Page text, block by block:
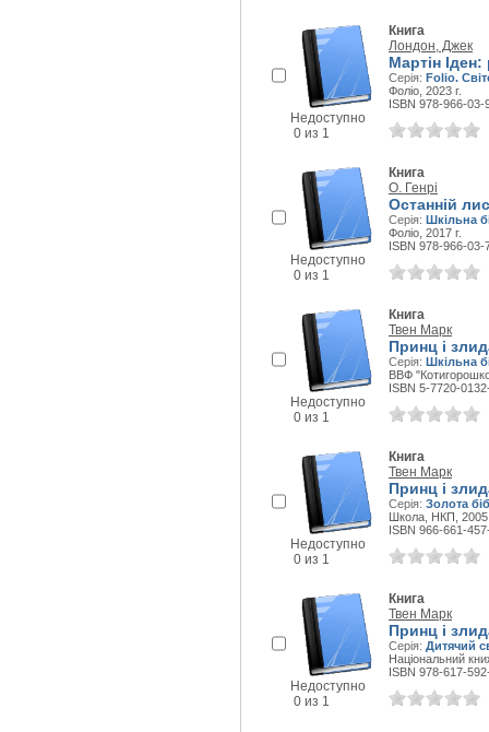
Недоступно
0 из 1
Книга
Лондон, Джек
Мартін
Серія: Folio.
Фоліо, 2023 г.
ISBN 978-966-03-
Недоступно
0 из 1
Книга
О. Генрі
Останній
Серія: Шкільна
Фоліо, 2017 г.
ISBN 978-966-03-
Недоступно
0 из 1
Книга
Твен Марк
Принц і
Серія: Шкільна
ВВФ
ISBN 5-7720-
Недоступно
0 из 1
Книга
Твен Марк
Принц і
Серія: Золота
Школа, НКП, 2005
ISBN 966-661-
Недоступно
0 из 1
Книга
Твен Марк
Принц і
Серія: Дитячий
Національний
ISBN 978-617-